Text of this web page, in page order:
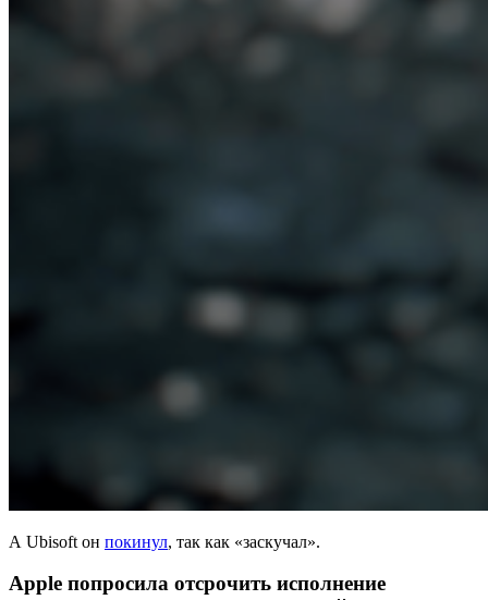
А Ubisoft он покинул, так как «заскучал».
Apple попросила отсрочить исполнение